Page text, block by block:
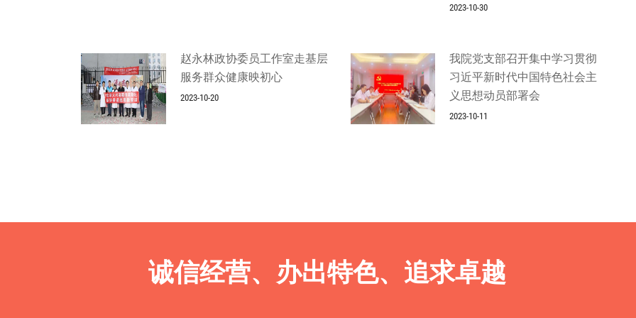
2023-10-30
赵永林政协委员工作室走基层
服务群众健康映初心
2023-10-20
我院党支部召开集中学习贯彻
习近平新时代中国特色社会主
义思想动员部署会
2023-10-11
诚信经营、办出特色、追求卓越